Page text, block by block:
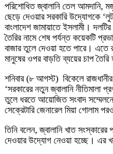
পরিশোধিত জ্বালানি তেল আমদানি,
ছেড়ে দেওয়ার সরকারি উদ্যোগকে
বাংলাদেশ জামায়াতে ইসলামী।
তৈরির নামে শেষ পর্যন্ত কয়েকটি
বাজার তুলে দেওয়া হতে পারে। এতে
মানুষের ওপর বাড়তি ব্যয়ের চাপ
শনিবার (৮ আগস্ট) বিকেলে রাজধানীর
‘সরকারের নতুন জ্বালানি নীতিমালা
তুলে ধরতে আয়োজিত সংবাদ
সেক্রেটারি জেনারেল মিয়া গোলাম
তিনি বলেন, জ্বালানি খাত সংস্কারের
দেওয়ার উদ্যোগ নেওয়া হচ্ছে। এর